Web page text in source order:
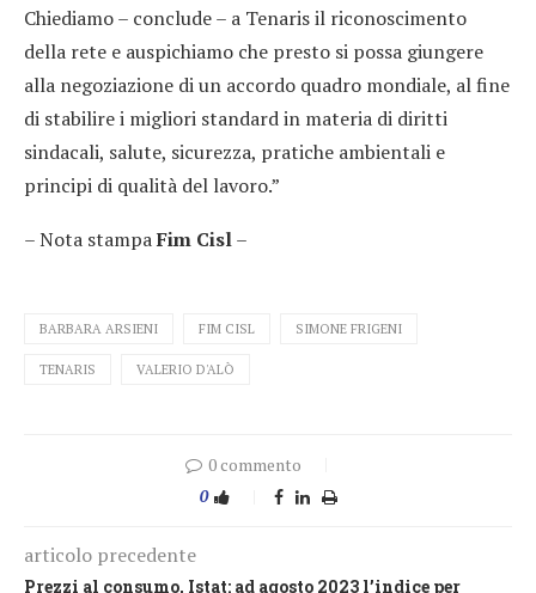
Chiediamo – conclude – a Tenaris il riconoscimento
della rete e auspichiamo che presto si possa giungere
alla negoziazione di un accordo quadro mondiale, al fine
di stabilire i migliori standard in materia di diritti
sindacali, salute, sicurezza, pratiche ambientali e
principi di qualità del lavoro.”
– Nota stampaFim Cisl–
BARBARA ARSIENI FIM CISL SIMONE FRIGENI
TENARIS VALERIO D'ALÒ
0 commento
0
articolo precedente
Prezzi al consumo, Istat: ad agosto 2023 l’indice per